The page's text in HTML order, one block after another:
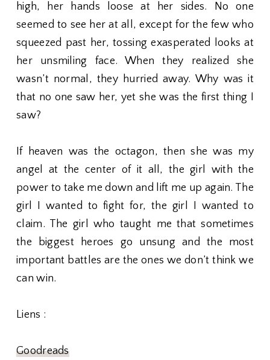
high, her hands loose at her sides. No one
seemed to see her at all, except for the few who
squeezed past her, tossing exasperated looks at
her unsmiling face. When they realized she
wasn’t normal, they hurried away. Why was it
that no one saw her, yet she was the first thing I
saw?
If heaven was the octagon, then she was my
angel at the center of it all, the girl with the
power to take me down and lift me up again. The
girl I wanted to fight for, the girl I wanted to
claim. The girl who taught me that sometimes
the biggest heroes go unsung and the most
important battles are the ones we don’t think we
can win.
Liens :
Goodreads